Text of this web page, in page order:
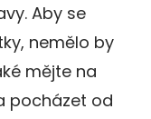
Aby se
nemělo by
mějte na
pocházet od